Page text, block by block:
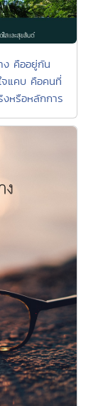
ง คืออยู่กัน
จแคบ คือคนที่
งหรือหลักการ